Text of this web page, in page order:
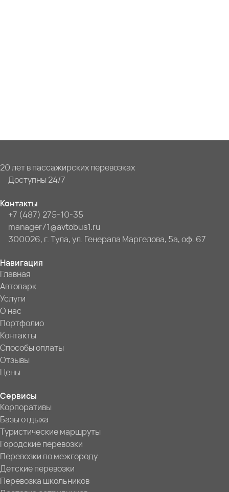
20 лет в пассажирских перевозках
Доступны 24/7
Контакты
+7 (487) 275-10-35
manager71@avtobus1.ru
300026, г. Тула, ул. Генерала Маргелова, 5а, оф. 67
Навигация
Главная
Автопарк
Услуги
О нас
Портфолио
Контакты
Способы оплаты
Отзывы
Цены
Сервисы
Корпоративы
Базы отдыха
Туристические маршруты
Городские перевозки
Перевозки по межгороду
Детские перевозки
Перевозка школьников